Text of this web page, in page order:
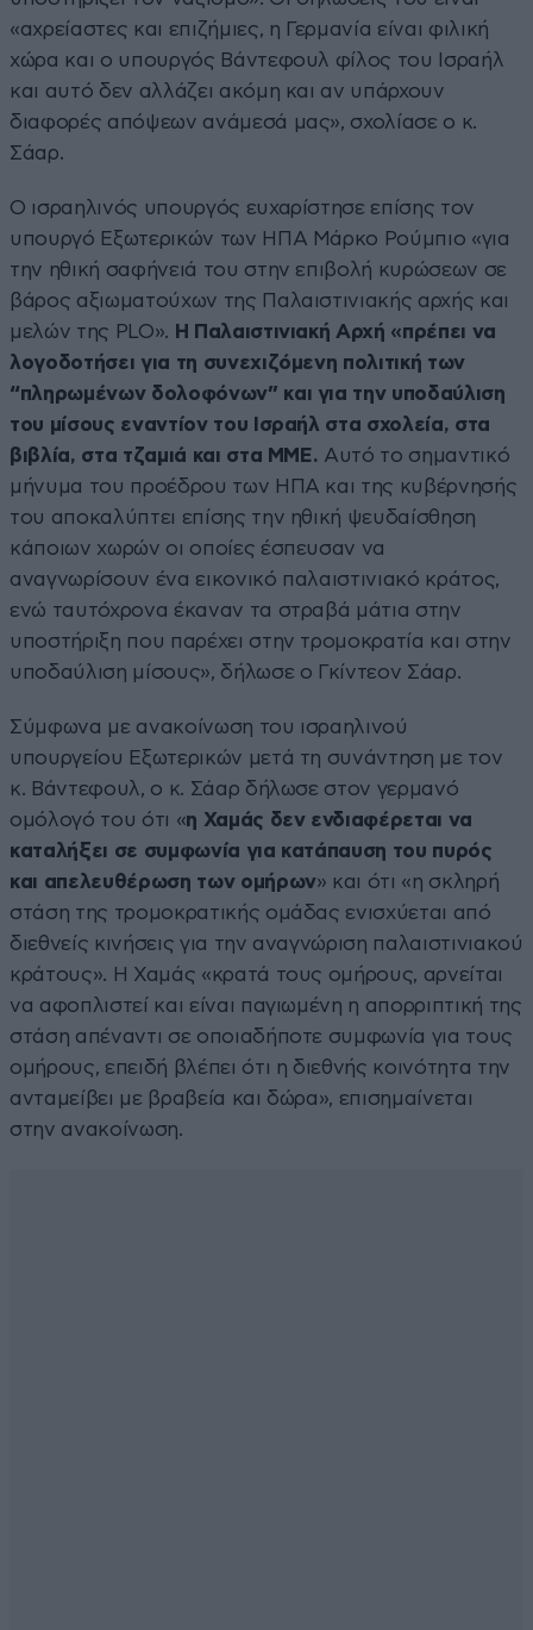
«αχρείαστες και επιζήμιες, η Γερμανία είναι φιλική
χώρα και ο υπουργός Βάντεφουλ φίλος του Ισραήλ
και αυτό δεν αλλάζει ακόμη και αν υπάρχουν
διαφορές απόψεων ανάμεσά μας», σχολίασε ο κ.
Σάαρ.
Ο ισραηλινός υπουργός ευχαρίστησε επίσης τον
υπουργό Εξωτερικών των ΗΠΑ Μάρκο Ρούμπιο «για
την ηθική σαφήνειά του στην επιβολή κυρώσεων σε
βάρος αξιωματούχων της Παλαιστινιακής αρχής και
μελών της PLO». Η Παλαιστινιακή Αρχή «πρέπει να
λογοδοτήσει για τη συνεχιζόμενη πολιτική των
“πληρωμένων δολοφόνων” και για την υποδαύλιση
του μίσους εναντίον του Ισραήλ στα σχολεία, στα
βιβλία, στα τζαμιά και στα ΜΜΕ. Αυτό το σημαντικό
μήνυμα του προέδρου των ΗΠΑ και της κυβέρνησής
του αποκαλύπτει επίσης την ηθική ψευδαίσθηση
κάποιων χωρών οι οποίες έσπευσαν να
αναγνωρίσουν ένα εικονικό παλαιστινιακό κράτος,
ενώ ταυτόχρονα έκαναν τα στραβά μάτια στην
υποστήριξη που παρέχει στην τρομοκρατία και στην
υποδαύλιση μίσους», δήλωσε ο Γκίντεον Σάαρ.
Σύμφωνα με ανακοίνωση του ισραηλινού
υπουργείου Εξωτερικών μετά τη συνάντηση με τον
κ. Βάντεφουλ, ο κ. Σάαρ δήλωσε στον γερμανό
ομόλογό του ότι «η Χαμάς δεν ενδιαφέρεται να
καταλήξει σε συμφωνία για κατάπαυση του πυρός
και απελευθέρωση των ομήρων» και ότι «η σκληρή
στάση της τρομοκρατικής ομάδας ενισχύεται από
διεθνείς κινήσεις για την αναγνώριση παλαιστινιακού
κράτους». Η Χαμάς «κρατά τους ομήρους, αρνείται
να αφοπλιστεί και είναι παγιωμένη η απορριπτική της
στάση απέναντι σε οποιαδήποτε συμφωνία για τους
ομήρους, επειδή βλέπει ότι η διεθνής κοινότητα την
ανταμείβει με βραβεία και δώρα», επισημαίνεται
στην ανακοίνωση.